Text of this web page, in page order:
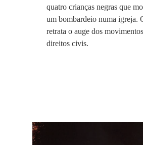
quatro crianças negras que
um bombardeio numa igreja.
retrata o auge dos
direitos civis.